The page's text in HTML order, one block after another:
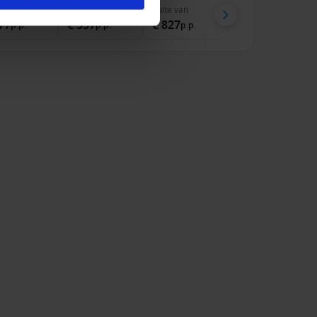
van
p.p.
Balkonhutvan
€ 557p.p.
Suite van
€ 827p.p.